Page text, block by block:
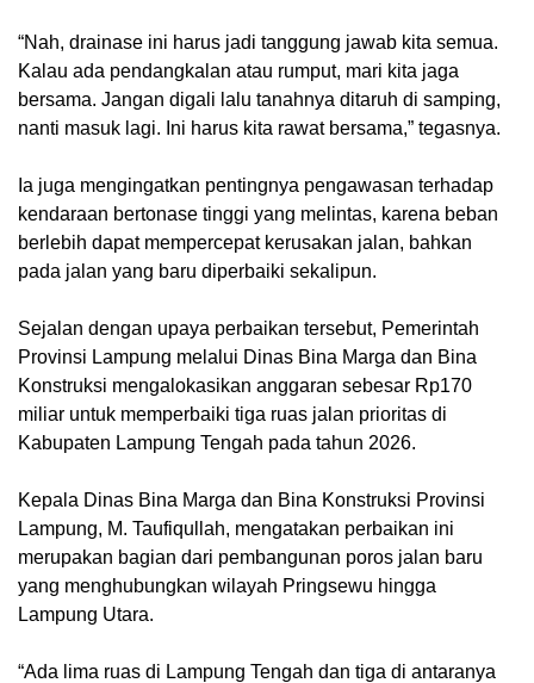
“Nah, drainase ini harus jadi tanggung jawab kita semua.
Kalau ada pendangkalan atau rumput, mari kita jaga
bersama. Jangan digali lalu tanahnya ditaruh di samping,
nanti masuk lagi. Ini harus kita rawat bersama,” tegasnya.
Ia juga mengingatkan pentingnya pengawasan terhadap
kendaraan bertonase tinggi yang melintas, karena beban
berlebih dapat mempercepat kerusakan jalan, bahkan
pada jalan yang baru diperbaiki sekalipun.
Sejalan dengan upaya perbaikan tersebut, Pemerintah
Provinsi Lampung melalui Dinas Bina Marga dan Bina
Konstruksi mengalokasikan anggaran sebesar Rp170
miliar untuk memperbaiki tiga ruas jalan prioritas di
Kabupaten Lampung Tengah pada tahun 2026.
Kepala Dinas Bina Marga dan Bina Konstruksi Provinsi
Lampung, M. Taufiqullah, mengatakan perbaikan ini
merupakan bagian dari pembangunan poros jalan baru
yang menghubungkan wilayah Pringsewu hingga
Lampung Utara.
“Ada lima ruas di Lampung Tengah dan tiga di antaranya